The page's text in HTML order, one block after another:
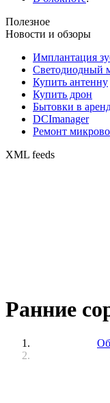
Полезное
Новости и обзоры
Имплантация
Светодиодный
Купить антенну
Купить дрон
Бытовки в
DCImanager
Ремонт
XML feeds
Ранние